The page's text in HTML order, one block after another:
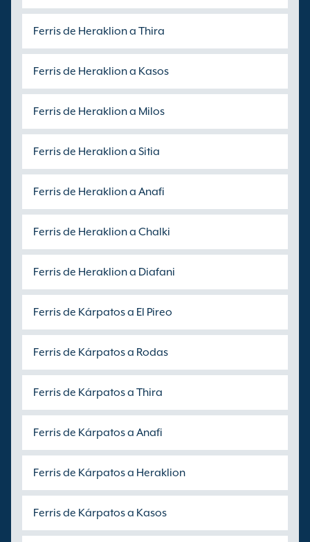
Ferris de Heraklion a Thira
Ferris de Heraklion a Kasos
Ferris de Heraklion a Milos
Ferris de Heraklion a Sitia
Ferris de Heraklion a Anafi
Ferris de Heraklion a Chalki
Ferris de Heraklion a Diafani
Ferris de Kárpatos a El Pireo
Ferris de Kárpatos a Rodas
Ferris de Kárpatos a Thira
Ferris de Kárpatos a Anafi
Ferris de Kárpatos a Heraklion
Ferris de Kárpatos a Kasos